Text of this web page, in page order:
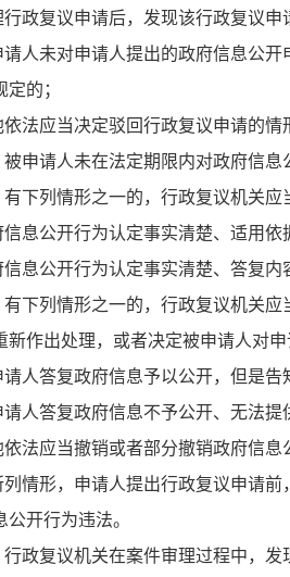
行政复议申请后，发现该行政复议
请人未对申请人提出的政府信息公
的；
依法应当决定驳回行政复议申请的情
申请人未在法定期限内对政府信息
下列情形之一的，行政复议机关应
信息公开行为认定事实清楚、适用
信息公开行为认定事实清楚、答复
下列情形之一的，行政复议机关应
新作出处理，或者决定被申请人对申
请人答复政府信息予以公开，但是
请人答复政府信息不予公开、无法
依法应当撤销或者部分撤销政府信息
列情形，申请人提出行政复议申请
开行为违法。
政复议机关在案件审理过程中，发